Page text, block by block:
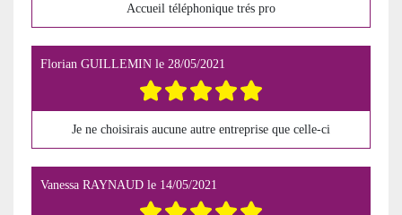
Accueil téléphonique trés pro
Florian GUILLEMIN le 28/05/2021
Je ne choisirais aucune autre entreprise que celle-ci
Vanessa RAYNAUD le 14/05/2021